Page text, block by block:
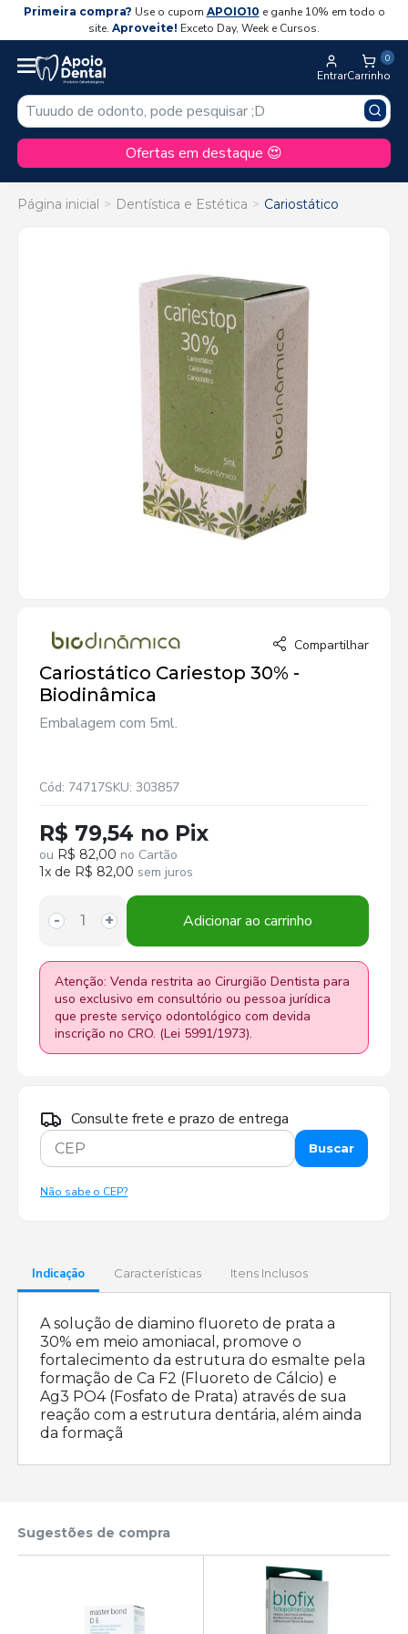
Primeira compra? Use o cupom APOIO10 e ganhe 10% em todo o
site. Aproveite! Exceto Day, Week e Cursos.
Entrar
0
Carrinho
Ofertas em destaque 😍
Página inicial Dentística e Estética Cariostático
Compartilhar
Cariostático Cariestop 30% -
Biodinâmica
Embalagem com 5ml.
Cód: 74717SKU: 303857
R$ 79,54 no Pix
ou R$ 82,00 no Cartão
1x de R$ 82,00 sem juros
- + Adicionar ao carrinho
Atenção: Venda restrita ao Cirurgião Dentista para
uso exclusivo em consultório ou pessoa jurídica
que preste serviço odontológico com devida
inscrição no CRO. (Lei 5991/1973).
Consulte frete e prazo de entrega
Buscar
Não sabe o CEP?
Indicação Características Itens Inclusos
A solução de diamino fluoreto de prata a
30% em meio amoniacal, promove o
fortalecimento da estrutura do esmalte pela
formação de Ca F2 (Fluoreto de Cálcio) e
Ag3 PO4 (Fosfato de Prata) através de sua
reação com a estrutura dentária, além ainda
da formaçã
Sugestões de compra